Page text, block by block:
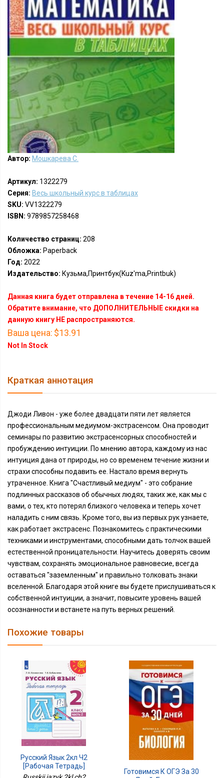
Автор: Мошкарева С.
Артикул: 1322279
Серия: Весь школьный курс в таблицах
SKU: VV1322279
ISBN: 9789857258468
Количество страниц: 208
Обложка: Paperback
Год: 2022
Издательство: Кузьма,Принтбук(Kuz'ma,Printbuk)
Данная книга будет отправлена в течение 14-16 дней.
Обратите внимание, что ДОПОЛНИТЕЛЬНЫЕ скидки на
данную книгу НЕ распространяются.
Ваша цена: $13.91
Not In Stock
Краткая аннотация
Джоди Ливон - уже более двадцати пяти лет является
профессиональным медиумом-экстрасенсом. Она проводит
семинары по развитию экстрасенсорных способностей и
пробуждению интуиции. По мнению автора, каждому из нас
интуиция дана от природы, но со временем течение жизни и
страхи способны подавить ее. Настало время вернуть
утраченное. Книга "Счастливый медиум" - это собрание
подлинных рассказов об обычных людях, таких же, как мы с
вами, о тех, кто потерял близкого человека и теперь хочет
наладить с ним связь. Кроме того, вы из первых рук узнаете,
как работает экстрасенс. Познакомитесь с практическими
техниками и инструментами, способными дать толчок вашей
естественной проницательности. Научитесь доверять своим
чувствам, сохранять эмоциональное равновесие, всегда
оставаться "заземленным" и правильно толковать знаки
вселенной. Благодаря этой книге вы будете прислушиваться к
собственной интуиции, а значит, повысите уровень вашей
осознанности и встанете на путь верных решений.
Похожие товары
Русский Язык 2кл Ч2
[Рабочая Тетрадь]
Готовимся К ОГЭ За 30